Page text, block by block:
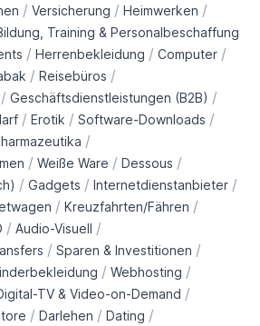
/ Versicherung / Heimwerken /
Training & Personalbeschaffung
/ Herrenbekleidung / Computer /
/ Reisebüros /
/ Geschäftsdienstleistungen (B2B) /
/ Erotik / Software-Downloads /
/
/ Weiße Ware / Dessous /
/ Gadgets / Internetdienstanbieter /
/ Kreuzfahrten/Fähren /
/ Audio-Visuell /
/ Sparen & Investitionen /
/ Webhosting /
TV & Video-on-Demand /
/ Darlehen / Dating /